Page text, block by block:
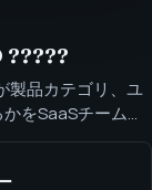
?????
製品カテゴリ、ユ
をSaaSチームが
コンテンツ、連
B2B SaaS